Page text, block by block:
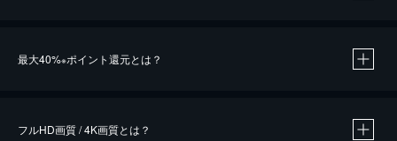
最大40%※ポイント還元とは？
フルHD画質 / 4K画質とは？